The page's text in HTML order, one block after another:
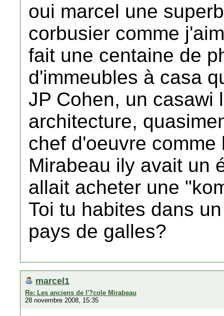
oui marcel une
corbusier comme
fait une centaine de
d'immeubles à casa
JP Cohen, un casawi
architecture,
chef d'oeuvre
Mirabeau ily avait un
allait acheter une
Toi tu habites dans
pays de galles?
marcel1
Re: Les anciens de l'?cole Mirabeau
28 novembre 2008, 15:35